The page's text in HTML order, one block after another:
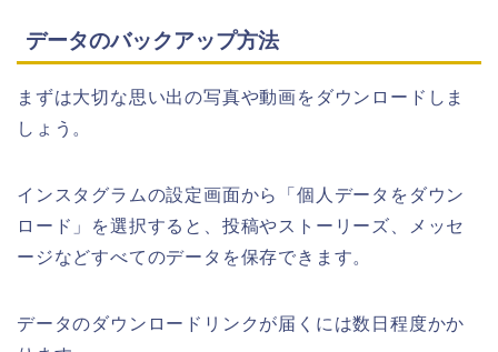
データのバックアップ方法
まずは大切な思い出の写真や動画をダウンロードしま
しょう。
インスタグラムの設定画面から「個人データをダウン
ロード」を選択すると、投稿やストーリーズ、メッセ
ージなどすべてのデータを保存できます。
データのダウンロードリンクが届くには数日程度かか